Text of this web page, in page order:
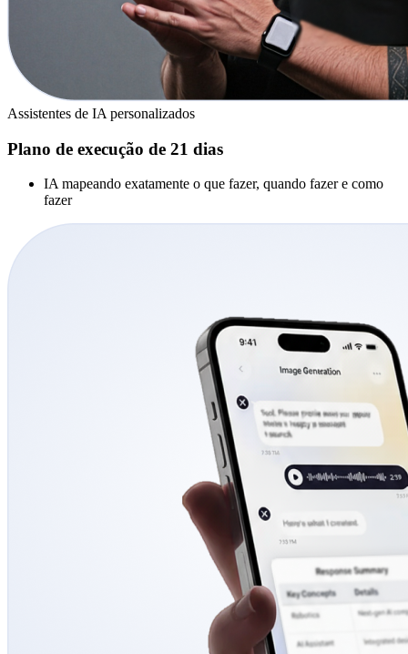
Assistentes de IA personalizados
Plano de execução de 21 dias
IA mapeando exatamente o que fazer, quando fazer e como
fazer